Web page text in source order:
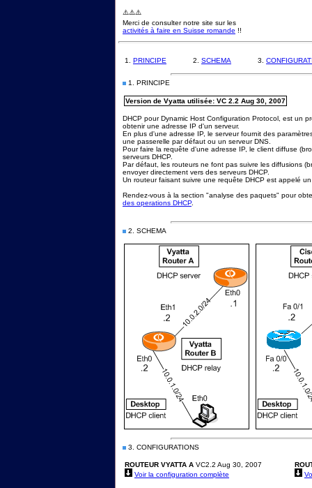
⚠️⚠️⚠️
Merci de consulter notre site sur les
activités à faire en Suisse romande !!
1. PRINCIPE 2. SCHEMA 3.
1. PRINCIPE
Version de Vyatta utilisée: VC 2.2 Aug 30, 2007
DHCP pour Dynamic Host Configuration Protocol, est un
obtenir une adresse IP d'un serveur.
En plus d'une adresse IP, le serveur fournit des
une passerelle par défaut ou un serveur DNS.
Pour faire la requête d'une adresse IP, le client diffuse
serveurs DHCP.
Par défaut, les routeurs ne font pas suivre les diffusions
envoyer directement vers des serveurs DHCP.
Un routeur faisant suivre une requête DHCP est appelé un
Rendez-vous à la section "analyse des paquets" pour
des operations DHCP.
2. SCHEMA
3. CONFIGURATIONS
ROUTEUR VYATTA A VC2.2 Aug 30, 2007
Voir la configuration complète